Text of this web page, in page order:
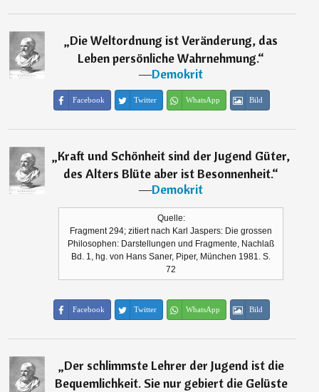
„Die Weltordnung ist Veränderung, das
Leben persönliche Wahrnehmung.“
―Demokrit
Facebook Twitter WhatsApp Bild
„Kraft und Schönheit sind der Jugend Güter,
des Alters Blüte aber ist Besonnenheit.“
―Demokrit
Quelle:
Fragment 294; zitiert nach Karl Jaspers: Die grossen
Philosophen: Darstellungen und Fragmente, Nachlaß
Bd. 1, hg. von Hans Saner, Piper, München 1981. S.
72
Facebook Twitter WhatsApp Bild
„Der schlimmste Lehrer der Jugend ist die
Bequemlichkeit. Sie nur gebiert die Gelüste